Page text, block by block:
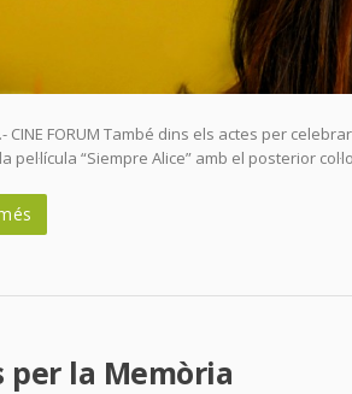
CINE FORUM També dins els actes per
pel·lícula “Siempre Alice” amb el posterior
per la Memòria